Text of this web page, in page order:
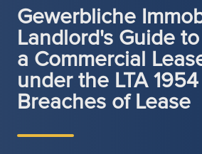
Gewerbliche
Landlord's Guide
a Commercial
under the LTA
Breaches of Lease